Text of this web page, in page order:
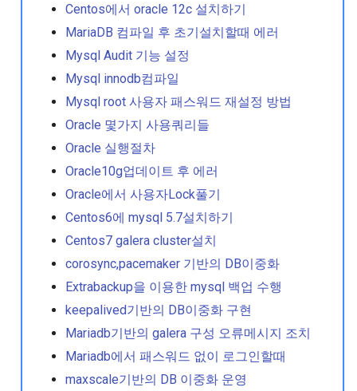
용량 확장 작업
Nmcli기반의 네트워크 설
Oraclelinux8에서
설치하기
Samba messages read
failure
Sar와 ksar를 이용한 서버
확인
Ssh 패스워드 없이 로그인
기
Centos에서 oracle 12c 설치하기
MariaDB 컴파일 후 초기설치할때 에러
Mysql Audit 기능 설정
Mysql innodb컴파일
Mysql root 사용자 패스워드 재설정 방법
Oracle 몇가지 사용쿼리들
Oracle 실행절차
Oracle10g업데이트 후 에러
Oracle에서 사용자Lock풀기
Centos6에 mysql 5.7설치하기
Centos7 galera cluster설치
corosync,pacemaker 기반의 DB이중화
Extrabackup을 이용한 mysql 백업 수행
keepalived기반의 DB이중화 구현
Mariadb기반의 galera 구성 오류메시지 조치
Mariadb에서 패스워드 없이 로그인할때
maxscale기반의 DB 이중화 운영